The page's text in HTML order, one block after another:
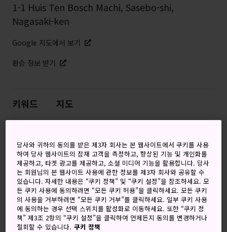
1-1 Huis Ten Bosch Machi, Sasebo-shi,
Nagasaki-ken
Google 지도에서 보기
환승 정보 받기
키워드 지도
네덜란드와 일본의 오묘한 조화
오무라만 북쪽 끝에는 약간 기묘하지만 멋진 하우스텐보스가
있습니다. 하우스텐보스 리조트와 테마파크는 네덜란드 왕가
의 공식 사저 세 곳 중 하나에서 이름을 빌려와 네덜란드 마을
을 충실하게 재현한 곳으로, 대단한 명물입니다.
당사와 귀하의 동의를 받은 제3자 회사는 본 웹사이트에서 쿠키를 사용
하여 당사 웹사이트의 잠재 고객을 측정하고, 향상된 기능 및 개인화를
제공하고, 타겟 광고를 제공하고, 소셜 미디어 기능을 활용합니다. 당사
는 회원님의 본 웹사이트 사용에 관한 정보를 제3자 회사와 공유할 수
있습니다. 자세한 내용은 “쿠키 정책” 및 “쿠키 설정”을 참조하세요. 모
든 쿠키 사용에 동의하려면 “모든 쿠키 허용”을 클릭하세요. 모든 쿠키
의 사용을 거부하려면 “모든 쿠키 거부”를 클릭하세요. 일부 쿠키 사용
에 동의하는 경우 선택 스위치를 활성화로 이동하세요. 또한 “쿠키 정
책” 제3조 2항의 “쿠키 설정”을 클릭하여 언제든지 동의를 변경하거나
철회할 수 있습니다. 쿠키 정책